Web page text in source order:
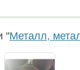
"Металл,